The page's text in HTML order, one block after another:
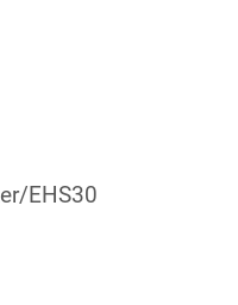
EHS30